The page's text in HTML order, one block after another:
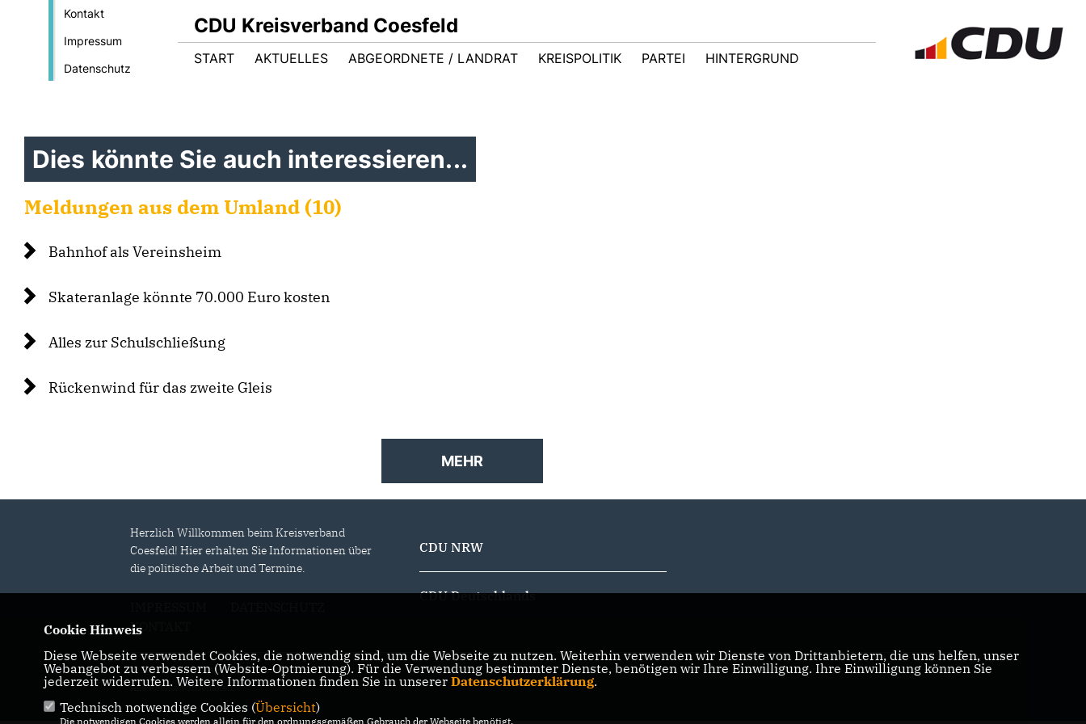
Kontakt
Impressum
Datenschutz
CDU Kreisverband Coesfeld
START AKTUELLES ABGEORDNETE / LANDRAT KREISPOLITIK PARTEI HINTERGRUND
Dies könnte Sie auch interessieren...
Meldungen aus dem Umland (10)
Bahnhof als Vereinsheim
Skateranlage könnte 70.000 Euro kosten
Alles zur Schulschließung
Rückenwind für das zweite Gleis
MEHR
Herzlich Willkommen beim Kreisverband
Coesfeld! Hier erhalten Sie Informationen über
die politische Arbeit und Termine.
KONTAKT
CDU NRW
CDU Deutschlands
© 2026 CDU Kreisverband Coesfeld
Alle Rechte vorbehalten.
Realisation: Sharkness Media GmbH & Co. KG
Cookie Hinweis
Diese Webseite verwendet Cookies, die notwendig sind, um die Webseite zu nutzen. Weiterhin verwenden wir Dienste von Drittanbietern, die uns helfen, unser
Webangebot zu verbessern (Website-Optmierung). Für die Verwendung bestimmter Dienste, benötigen wir Ihre Einwilligung. Ihre Einwilligung können Sie
jederzeit widerrufen. Weitere Informationen finden Sie in unserer Datenschutzerklärung.
Technisch notwendige Cookies (Übersicht)
Die notwendigen Cookies werden allein für den ordnungsgemäßen Gebrauch der Webseite benötigt.